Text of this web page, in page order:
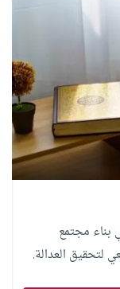
بناء مجتمع
لتحقيق العدالة.